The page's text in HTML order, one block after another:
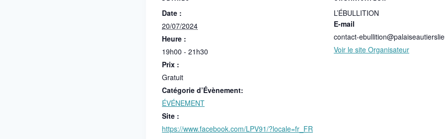
Date :
20/07/2024
Heure :
19h00 - 21h30
Prix :
Gratuit
Catégorie d’Évènement:
ÉVÉNEMENT
Site :
https://www.facebook.com/LPV91/?locale=fr_FR
L’ÉBULLITION
E-mail
contact-
Voir le site Organisateur